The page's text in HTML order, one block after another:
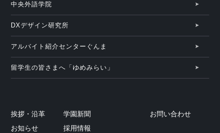
中央外語学院
DXデザイン研究所
アルバイト紹介センターぐんま
留学生の皆さまへ「ゆめみらい」
挨拶・沿革
お知らせ
学園新聞
採用情報
お問い合わせ